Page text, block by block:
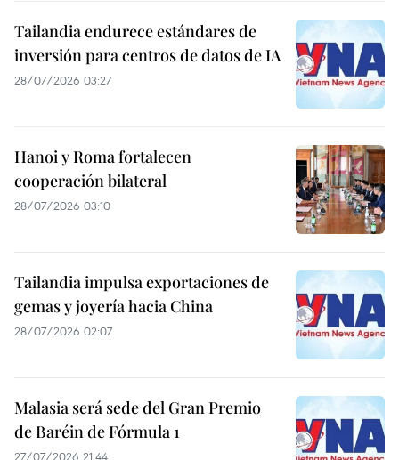
Tailandia endurece estándares de
inversión para centros de datos de IA
28/07/2026 03:27
Hanoi y Roma fortalecen
cooperación bilateral
28/07/2026 03:10
Tailandia impulsa exportaciones de
gemas y joyería hacia China
28/07/2026 02:07
Malasia será sede del Gran Premio
de Baréin de Fórmula 1
27/07/2026 21:44